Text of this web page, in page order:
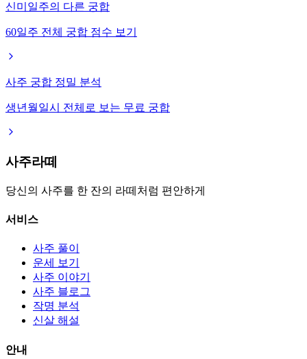
신미일주의 다른 궁합
60일주 전체 궁합 점수 보기
사주 궁합 정밀 분석
생년월일시 전체로 보는 무료 궁합
사주라떼
당신의 사주를 한 잔의 라떼처럼 편안하게
서비스
사주 풀이
운세 보기
사주 이야기
사주 블로그
작명 분석
신살 해설
안내